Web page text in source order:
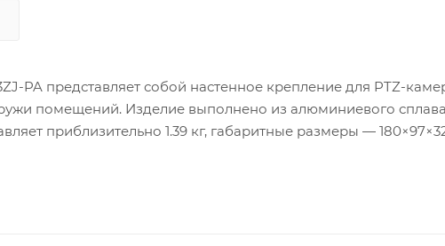
PA представляет собой настенное крепление для PTZ-
помещений. Изделие выполнено из алюминиевого
приблизительно 1.39 кг, габаритные размеры —